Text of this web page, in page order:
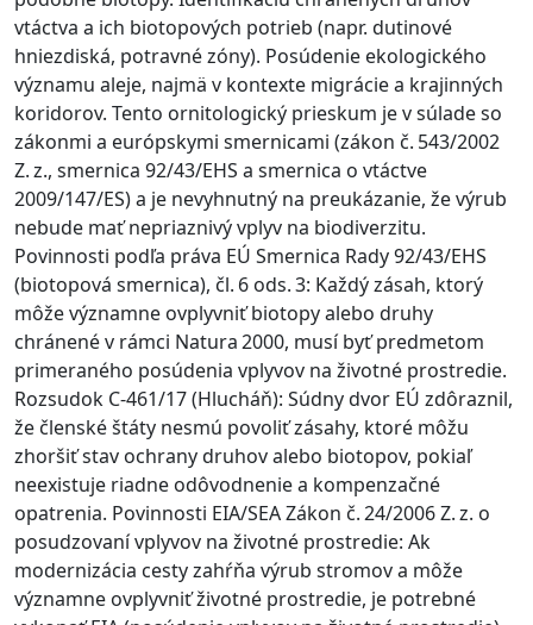
vtáctva a ich biotopových potrieb (napr. dutinové
hniezdiská, potravné zóny). Posúdenie ekologického
významu aleje, najmä v kontexte migrácie a krajinných
koridorov. Tento ornitologický prieskum je v súlade so
zákonmi a európskymi smernicami (zákon č. 543/2002
Z. z., smernica 92/43/EHS a smernica o vtáctve
2009/147/ES) a je nevyhnutný na preukázanie, že výrub
nebude mať nepriaznivý vplyv na biodiverzitu.
Povinnosti podľa práva EÚ Smernica Rady 92/43/EHS
(biotopová smernica), čl. 6 ods. 3: Každý zásah, ktorý
môže významne ovplyvniť biotopy alebo druhy
chránené v rámci Natura 2000, musí byť predmetom
primeraného posúdenia vplyvov na životné prostredie.
Rozsudok C‑461/17 (Hlucháň): Súdny dvor EÚ zdôraznil,
že členské štáty nesmú povoliť zásahy, ktoré môžu
zhoršiť stav ochrany druhov alebo biotopov, pokiaľ
neexistuje riadne odôvodnenie a kompenzačné
opatrenia. Povinnosti EIA/SEA Zákon č. 24/2006 Z. z. o
posudzovaní vplyvov na životné prostredie: Ak
modernizácia cesty zahŕňa výrub stromov a môže
významne ovplyvniť životné prostredie, je potrebné